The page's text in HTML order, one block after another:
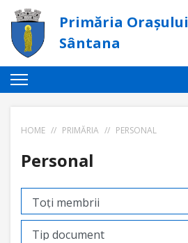
Primăria Orașului
Sântana
HOME // PRIMĂRIA // PERSONAL
Personal